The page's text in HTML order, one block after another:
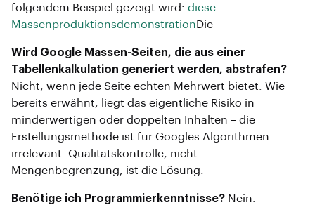
folgendem Beispiel gezeigt wird: diese
MassenproduktionsdemonstrationDie
Wird Google Massen-Seiten, die aus einer
Tabellenkalkulation generiert werden, abstrafen?
Nicht, wenn jede Seite echten Mehrwert bietet. Wie
bereits erwähnt, liegt das eigentliche Risiko in
minderwertigen oder doppelten Inhalten – die
Erstellungsmethode ist für Googles Algorithmen
irrelevant. Qualitätskontrolle, nicht
Mengenbegrenzung, ist die Lösung.
Benötige ich Programmierkenntnisse? Nein.